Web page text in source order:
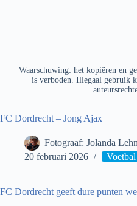
Waarschuwing: het kopiëren en
is verboden. Illegaal gebruik
FC Dordrecht – Jong Ajax
Fotograaf: Jolanda
20 februari 2026
Voetbal
FC Dordrecht geeft dure punten